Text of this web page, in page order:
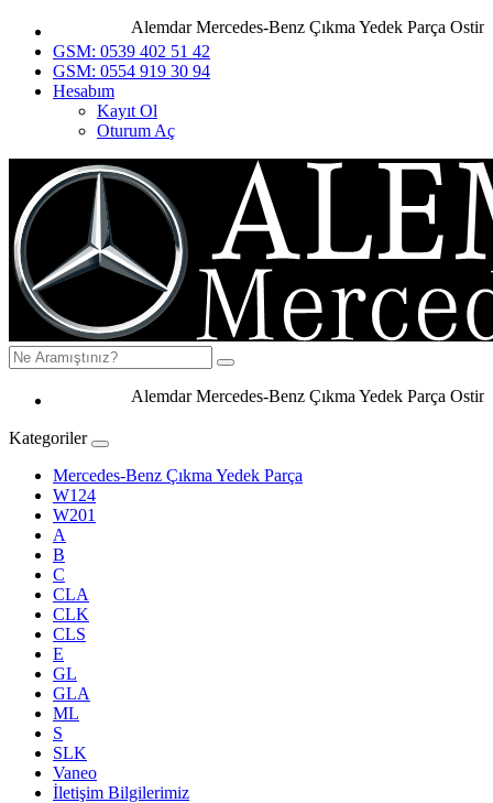
Alemdar Mercedes-Benz Çıkma Yedek Parça Ostim
GSM: 0539 402 51 42
GSM: 0554 919 30 94
Hesabım
Kayıt Ol
Oturum Aç
Alemdar Mercedes-Benz Çıkma Yedek Parça Ostim
Kategoriler
Mercedes-Benz Çıkma Yedek Parça
W124
W201
A
B
C
CLA
CLK
CLS
E
GL
GLA
ML
S
SLK
Vaneo
İletişim Bilgilerimiz